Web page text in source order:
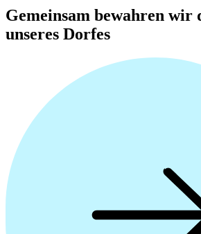
Gemeinsam bewahren wir
unseres Dorfes